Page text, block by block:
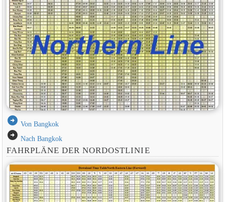
arrow_circle_right Von Bangkok
arrow_circle_right Nach Bangkok
FAHRPLÄNE DER NORDOSTLINIE